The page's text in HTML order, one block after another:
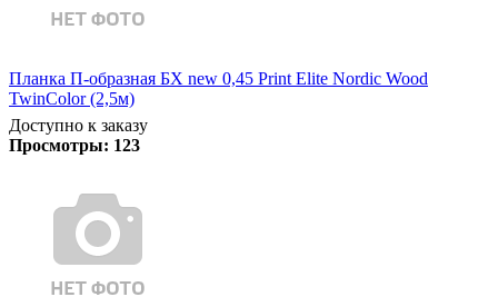
Планка П-образная БХ new 0,45 Print Elite Nordic Wood
TwinColor (2,5м)
Доступно к заказу
Просмотры: 123